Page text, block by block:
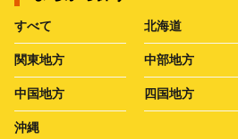
すべて 北海道
関東地方 中部地方
中国地方 四国地方
沖縄